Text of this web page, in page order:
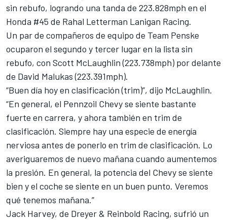
sin rebufo, logrando una tanda de 223.828mph en el
Honda #45 de Rahal Letterman Lanigan Racing.
Un par de compañeros de equipo de Team Penske
ocuparon el segundo y tercer lugar en la lista sin
rebufo, con Scott McLaughlin(223.738mph) por delante
de David Malukas(223.391mph).
“Buen día hoy en clasificación (trim)”, dijo McLaughlin.
“En general, el Pennzoil Chevy se siente bastante
fuerte en carrera, y ahora también en trim de
clasificación. Siempre hay una especie de energía
nerviosa antes de ponerlo en trim de clasificación. Lo
averiguaremos de nuevo mañana cuando aumentemos
la presión. En general, la potencia del Chevy se siente
bien y el coche se siente en un buen punto. Veremos
qué tenemos mañana.”
Jack Harvey, de Dreyer & Reinbold Racing, sufrió un